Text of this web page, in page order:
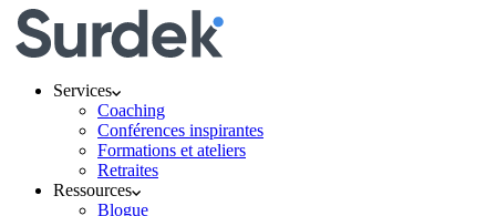
Services
Coaching
Conférences inspirantes
Formations et ateliers
Retraites
Ressources
Blogue